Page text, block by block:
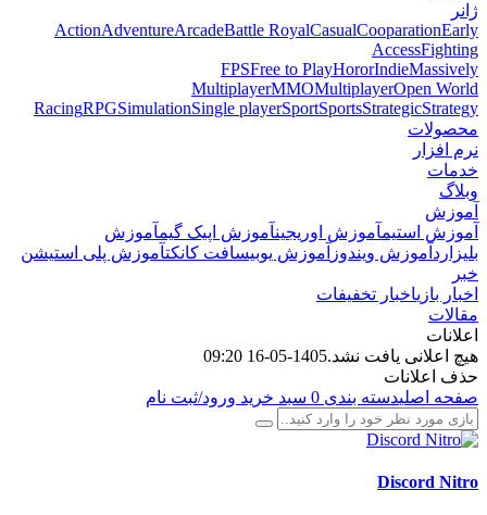
ژانر
ActionAdventureArcadeBattle RoyalCasualCooparationEarly
AccessFighting
FPSFree to PlayHororIndieMassively
MultiplayerMMOMultiplayerOpen World
RacingRPGSimulationSingle playerSportSportsStrategicStrategy
محصولات
نرم افزار
خدمات
وبلاگ
آموزش
آموزش استیمآموزش اوریجینآموزش اپیک گیمآموزش
بلیزارد آموزش ویندوز آموزش یوبیسافت کانکتآموزش پلی استیشن
خبر
اخبار بازیاخبار تخفیفات
مقالات
اعلانات
هیچ اعلانی یافت نشد.1405-05-16 09:20
حذف اعلانات
صفحه اصلیدسته بندی 0 سبد خرید ورود/ثبت نام
Discord Nitro